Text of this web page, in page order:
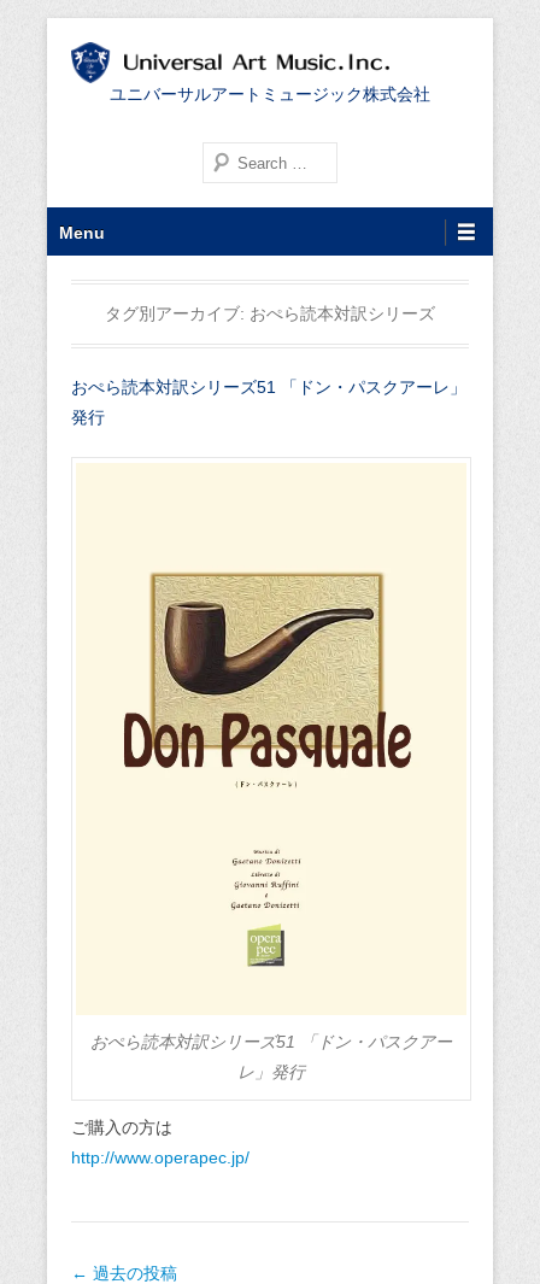
ユニバーサルアートミュージック株式会社
検索する
第1メニュー
コンテンツへ移動
Menu
タグ別アーカイブ: おぺら読本対訳シリーズ
おぺら読本対訳シリーズ51 「ドン・パスクアーレ」
発行
おぺら読本対訳シリーズ51 「ドン・パスクアー
レ」発行
ご購入の方は
http://www.operapec.jp/
投稿ナビゲーション
← 過去の投稿